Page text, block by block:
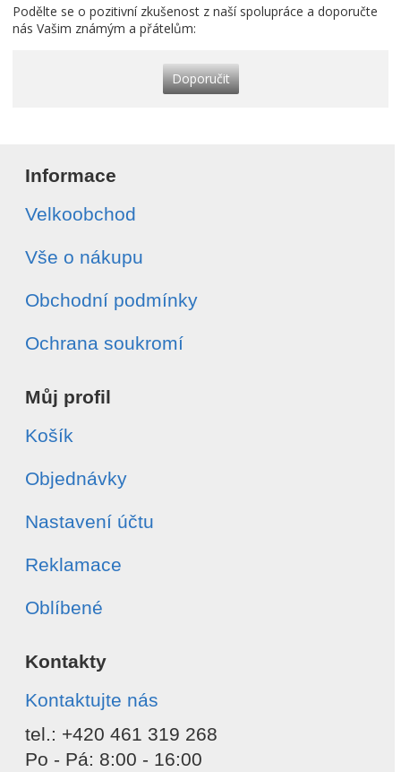
Podělte se o pozitivní zkušenost z naší spolupráce a doporučte
nás Vašim známým a přátelům:
Doporučit
Informace
Velkoobchod
Vše o nákupu
Obchodní podmínky
Ochrana soukromí
Můj profil
Košík
Objednávky
Nastavení účtu
Reklamace
Oblíbené
Kontakty
Kontaktujte nás
tel.: +420 461 319 268
Po - Pá: 8:00 - 16:00